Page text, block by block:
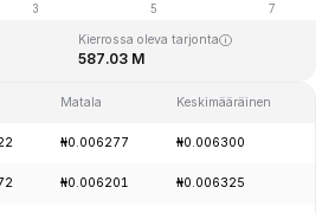
₦0.006085
Kierrossa oleva tarjonta
587.03 M
Matala Keskimääräinen
₦0.006277 ₦0.006300
₦0.006201 ₦0.006325